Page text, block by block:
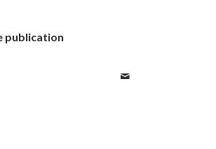
publication